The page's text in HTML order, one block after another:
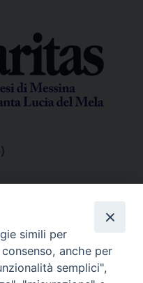
da lunedì a
ore 12.30.
.
simili per
anche per
semplici",